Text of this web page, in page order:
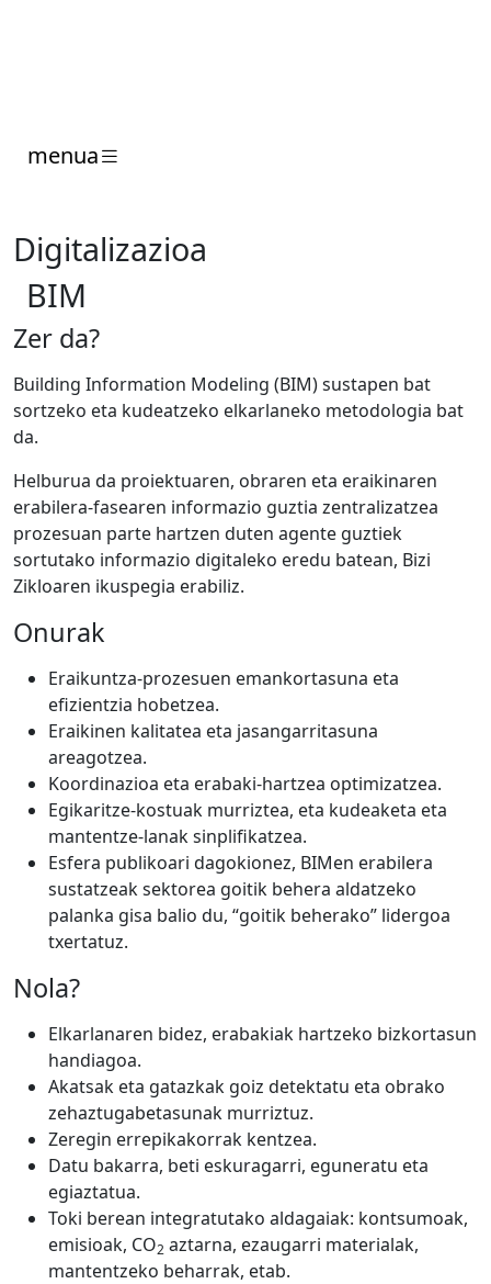
menua
Digitalizazioa
BIM
Zer da?
Building Information Modeling (BIM) sustapen bat
sortzeko eta kudeatzeko elkarlaneko metodologia bat
da.
Helburua da proiektuaren, obraren eta eraikinaren
erabilera-fasearen informazio guztia zentralizatzea
prozesuan parte hartzen duten agente guztiek
sortutako informazio digitaleko eredu batean, Bizi
Zikloaren ikuspegia erabiliz.
Onurak
Eraikuntza-prozesuen emankortasuna eta
efizientzia hobetzea.
Eraikinen kalitatea eta jasangarritasuna
areagotzea.
Koordinazioa eta erabaki-hartzea optimizatzea.
Egikaritze-kostuak murriztea, eta kudeaketa eta
mantentze-lanak sinplifikatzea.
Esfera publikoari dagokionez, BIMen erabilera
sustatzeak sektorea goitik behera aldatzeko
palanka gisa balio du, “goitik beherako” lidergoa
txertatuz.
Nola?
Elkarlanaren bidez, erabakiak hartzeko bizkortasun
handiagoa.
Akatsak eta gatazkak goiz detektatu eta obrako
zehaztugabetasunak murriztuz.
Zeregin errepikakorrak kentzea.
Datu bakarra, beti eskuragarri, eguneratu eta
egiaztatua.
Toki berean integratutako aldagaiak: kontsumoak,
emisioak, CO2 aztarna, ezaugarri materialak,
mantentzeko beharrak, etab.